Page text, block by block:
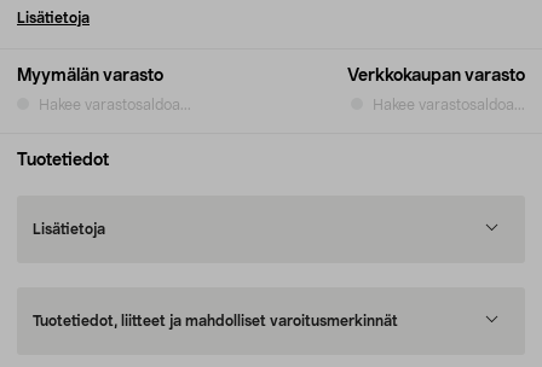
Myymälän varasto
Hakee varastosaldoa...
Verkkokaupan varasto
Hakee varastosaldoa...
Lisätietoja
Tuotetiedot
Lisätietoja
Tuotetiedot, liitteet ja mahdolliset varoitusmerkinnät